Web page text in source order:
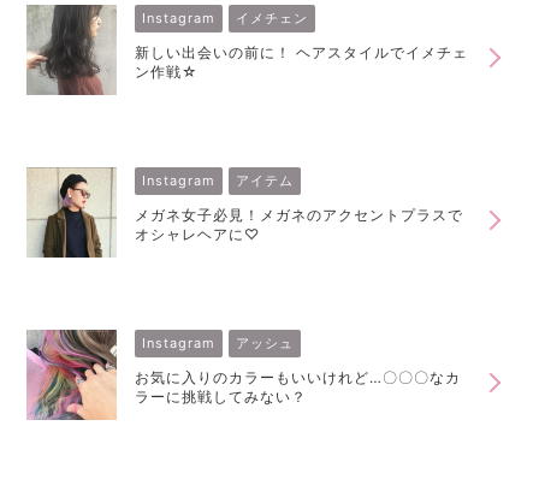
Instagram イメチェン
新しい出会いの前に！ ヘアスタイルでイメチェ
ン作戦☆
Instagram アイテム
メガネ女子必見！メガネのアクセントプラスで
オシャレヘアに♡
Instagram アッシュ
お気に入りのカラーもいいけれど…〇〇〇なカ
ラーに挑戦してみない？